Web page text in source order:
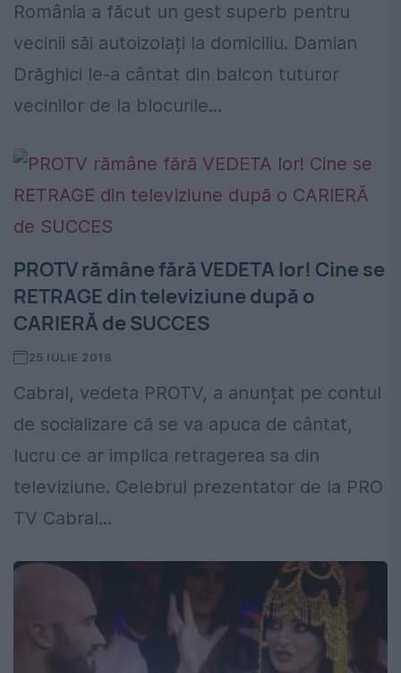
România a făcut un gest superb pentru
vecinii săi autoizolați la domiciliu. Damian
Drăghici le-a cântat din balcon tuturor
vecinilor de la blocurile...
PROTV rămâne fără VEDETA lor! Cine se
RETRAGE din televiziune după o
CARIERĂ de SUCCES
25 IULIE 2018
Cabral, vedeta PROTV, a anunțat pe contul
de socializare că se va apuca de cântat,
lucru ce ar implica retragerea sa din
televiziune. Celebrul prezentator de la PRO
TV Cabral...